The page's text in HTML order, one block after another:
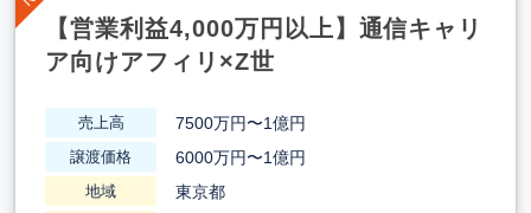
【営業利益4,000万円以上】通信キャリ
ア向けアフィリ×Z世
売上高 7500万円〜1億円
譲渡価格 6000万円〜1億円
地域 東京都